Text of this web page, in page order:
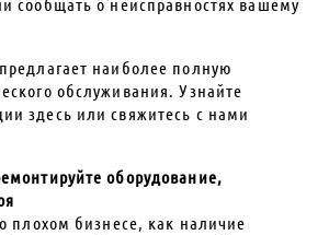
сообщать о неисправностях вашему
наиболее полную
обслуживания. Узнайте
здесь или свяжитесь с нами
оборудование,
плохом бизнесе, как наличие